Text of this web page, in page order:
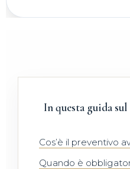
In questa guida
Cos’è il preventivo
Quando è